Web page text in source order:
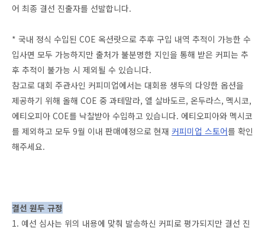
어 최종 결선 진출자를 선발합니다.
* 국내 정식 수입된 COE 옥션랏으로 추후 구입 내역 추적이 가능한 수
입사면 모두 가능하지만 출처가 불분명한 지인을 통해 받은 커피는 추
후 추적이 불가능 시 제외될 수 있습니다.
참고로 대회 주관사인 커피미업에서는 대회용 생두의 다양한 옵션을
제공하기 위해 올해 COE 중 과테말라, 엘 살바도르, 온두라스, 멕시코,
에티오피아 COE를 낙찰받아 수입하고 있습니다. 에티오피아와 멕시코
를 제외하고 모두 9월 이내 판매예정으로 현재 커피미업 스토어를 확인
해주세요.
결선 원두 규정
1. 예선 심사는 위의 내용에 맞춰 발송하신 커피로 평가되지만 결선 진